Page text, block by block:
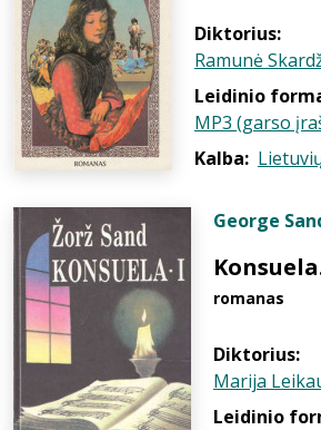
Diktorius:
Ramunė
Leidinio
MP3 (garso
Kalba:
George
romanas
Diktorius:
Marija
Leidinio